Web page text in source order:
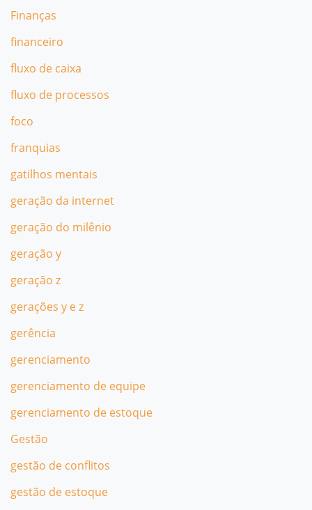
Finanças
financeiro
fluxo de caixa
fluxo de processos
foco
franquias
gatilhos mentais
geração da internet
geração do milênio
geração y
geração z
gerações y e z
gerência
gerenciamento
gerenciamento de equipe
gerenciamento de estoque
Gestão
gestão de conflitos
gestão de estoque